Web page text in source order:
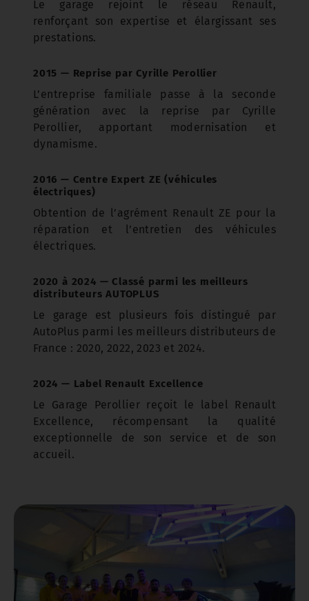
Le garage rejoint le réseau Renault,
renforçant son expertise et élargissant ses
prestations.
2015 — Reprise par Cyrille Perollier
L’entreprise familiale passe à la seconde
génération avec la reprise par Cyrille
Perollier, apportant modernisation et
dynamisme.
2016 — Centre Expert ZE (véhicules
électriques)
Obtention de l’agrément Renault ZE pour la
réparation et l’entretien des véhicules
électriques.
2020 à 2024 — Classé parmi les meilleurs
distributeurs AUTOPLUS
Le garage est plusieurs fois distingué par
AutoPlus parmi les meilleurs distributeurs de
France : 2020, 2022, 2023 et 2024.
2024 — Label Renault Excellence
Le Garage Perollier reçoit le label Renault
Excellence, récompensant la qualité
exceptionnelle de son service et de son
accueil.